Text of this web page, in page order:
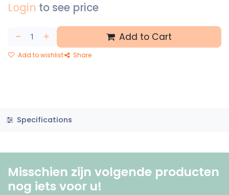
Login to see price
Add to Cart
Add to wishlist Share
Specifications
Misschien zijn volgende producten
nog iets voor u! ​